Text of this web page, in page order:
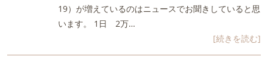
19）が増えているのはニュースでお聞きしていると思
います。 1日 2万…
[続きを読む]